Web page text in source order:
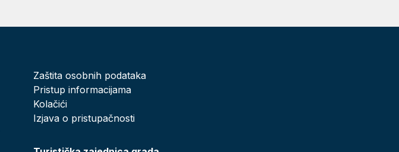
Zaštita osobnih podataka
Pristup informacijama
Kolačići
Izjava o pristupačnosti